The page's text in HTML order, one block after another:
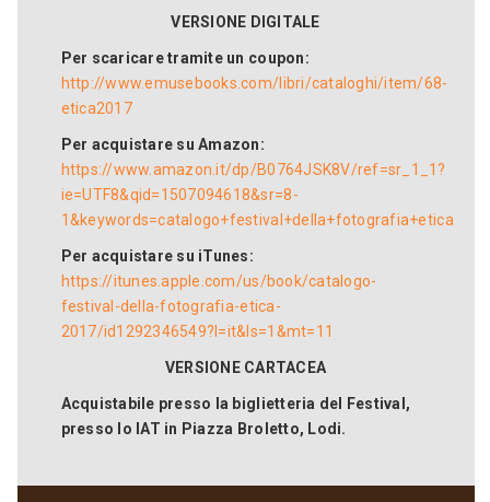
VERSIONE DIGITALE
Per scaricare tramite un coupon:
http://www.emusebooks.com/libri/cataloghi/item/68-
etica2017
Per acquistare su Amazon:
https://www.amazon.it/dp/B0764JSK8V/ref=sr_1_1?
ie=UTF8&qid=1507094618&sr=8-
1&keywords=catalogo+festival+della+fotografia+etica
Per acquistare su iTunes:
https://itunes.apple.com/us/book/catalogo-
festival-della-fotografia-etica-
2017/id1292346549?l=it&ls=1&mt=11
VERSIONE CARTACEA
Acquistabile presso la biglietteria del Festival,
presso lo IAT in Piazza Broletto, Lodi.